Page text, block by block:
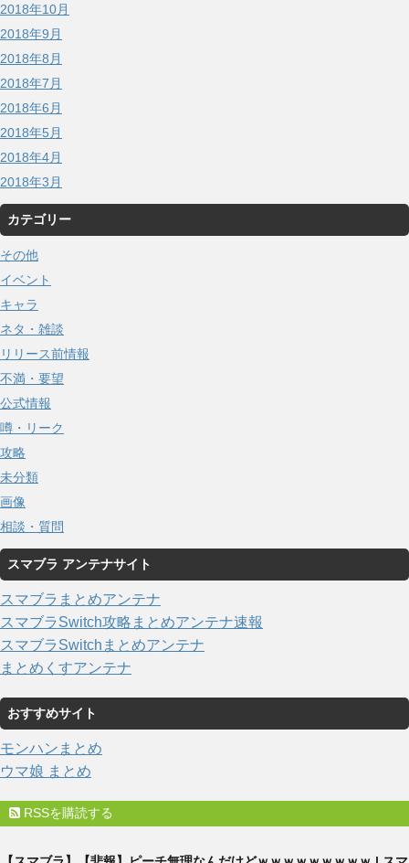
2018年10月
2018年9月
2018年8月
2018年7月
2018年6月
2018年5月
2018年4月
2018年3月
カテゴリー
その他
イベント
キャラ
ネタ・雑談
リリース前情報
不満・要望
公式情報
噂・リーク
攻略
未分類
画像
相談・質問
スマブラ アンテナサイト
スマブラまとめアンテナ
スマブラSwitch攻略まとめアンテナ速報
スマブラSwitchまとめアンテナ
まとめくすアンテナ
おすすめサイト
モンハンまとめ
ウマ娘 まとめ
RSSを購読する